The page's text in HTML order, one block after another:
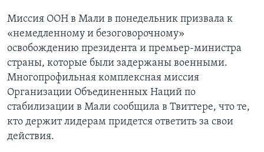
Миссия ООН в Мали в понедельник призвала к
«немедленному и безоговорочному»
освобождению президента и премьер-министра
страны, которые были задержаны военными.
Многопрофильная комплексная миссия
Организации Объединенных Наций по
стабилизации в Мали сообщила в Твиттере, что те,
кто держит лидерам придется ответить за свои
действия.